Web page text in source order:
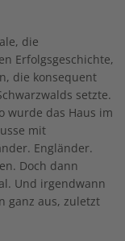
die
Erfolgsgeschichte,
die konsequent
setzte.
wurde das Haus im
mit
Engländer.
Doch dann
Und irgendwann
ganz aus, zuletzt